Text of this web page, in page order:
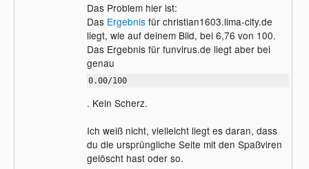
Das Problem hier ist:
Das Ergebnisfür christian1603.lima-city.de
liegt, wie auf deinem Bild, bei 6,76 von 100.
Das Ergebnis für funvirus.de liegt aber bei
genau
0.00/100
. Kein Scherz.
Ich weiß nicht, vielleicht liegt es daran, dass
du die ursprüngliche Seite mit den Spaßviren
gelöscht hast oder so.